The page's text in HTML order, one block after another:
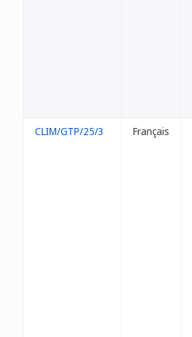
CLIM/GTP/25/3 Français